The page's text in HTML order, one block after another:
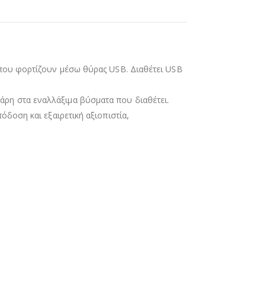
φορτίζουν μέσω θύρας USB. Διαθέτει USB
στα εναλλάξιμα βύσματα που διαθέτει.
και εξαιρετική αξιοπιστία,